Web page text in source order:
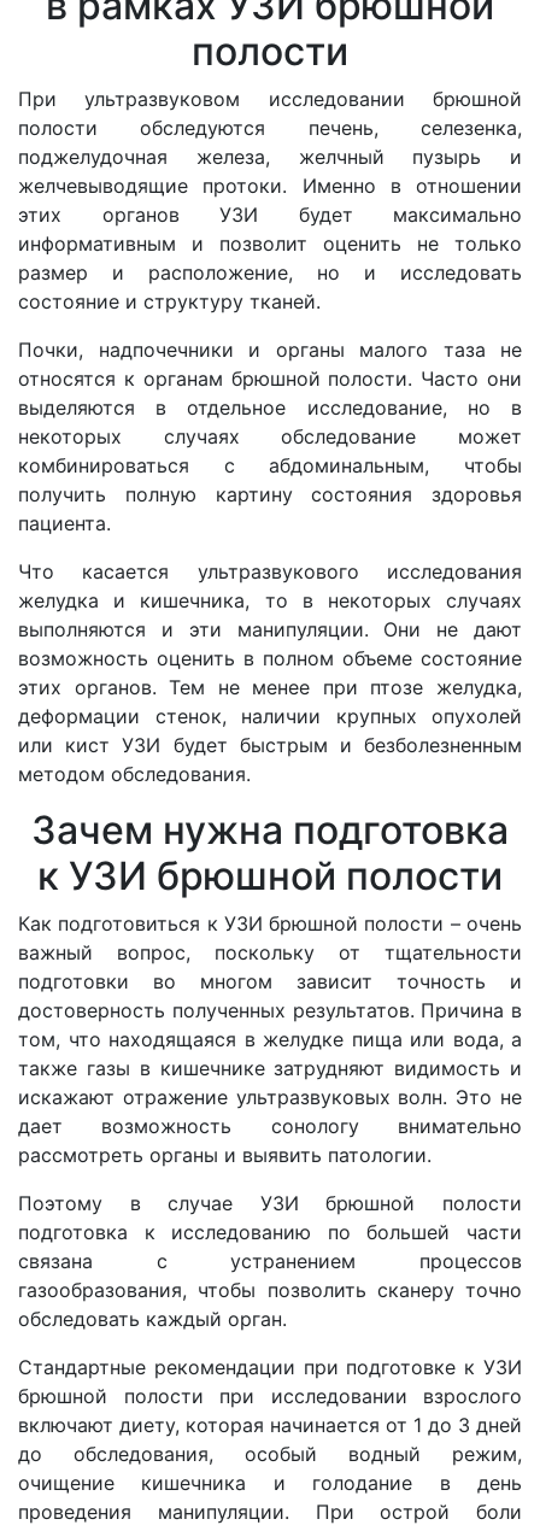
полости
При ультразвуковом исследовании брюшной
полости обследуются печень, селезенка,
поджелудочная железа, желчный пузырь и
желчевыводящие протоки. Именно в отношении
этих органов УЗИ будет максимально
информативным и позволит оценить не только
размер и расположение, но и исследовать
состояние и структуру тканей.
Почки, надпочечники и органы малого таза не
относятся к органам брюшной полости. Часто они
выделяются в отдельное исследование, но в
некоторых случаях обследование может
комбинироваться с абдоминальным, чтобы
получить полную картину состояния здоровья
пациента.
Что касается ультразвукового исследования
желудка и кишечника, то в некоторых случаях
выполняются и эти манипуляции. Они не дают
возможность оценить в полном объеме состояние
этих органов. Тем не менее при птозе желудка,
деформации стенок, наличии крупных опухолей
или кист УЗИ будет быстрым и безболезненным
методом обследования.
Зачем нужна подготовка
к УЗИ брюшной полости
Как подготовиться к УЗИ брюшной полости – очень
важный вопрос, поскольку от тщательности
подготовки во многом зависит точность и
достоверность полученных результатов. Причина в
том, что находящаяся в желудке пища или вода, а
также газы в кишечнике затрудняют видимость и
искажают отражение ультразвуковых волн. Это не
дает возможность сонологу внимательно
рассмотреть органы и выявить патологии.
Поэтому в случае УЗИ брюшной полости
подготовка к исследованию по большей части
связана с устранением процессов
газообразования, чтобы позволить сканеру точно
обследовать каждый орган.
Стандартные рекомендации при подготовке к УЗИ
брюшной полости при исследовании взрослого
включают диету, которая начинается от 1 до 3 дней
до обследования, особый водный режим,
очищение кишечника и голодание в день
проведения манипуляции. При острой боли